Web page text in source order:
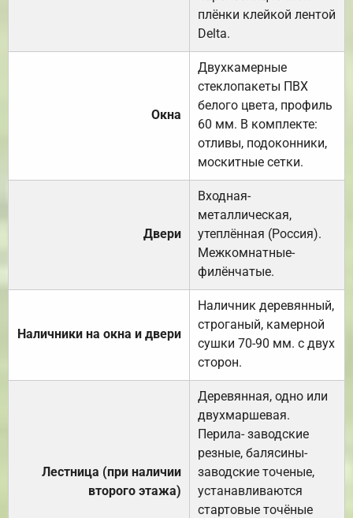
плёнки клейкой лентой
Delta.
Окна
Двухкамерные
стеклопакеты ПВХ
белого цвета, профиль
60 мм. В комплекте:
отливы, подоконники,
москитные сетки.
Двери
Входная-
металлическая,
утеплённая (Россия).
Межкомнатные-
филёнчатые.
Наличники на окна и двери
Наличник деревянный,
строганый, камерной
сушки 70-90 мм. с двух
сторон.
Лестница (при наличии
второго этажа)
Деревянная, одно или
двухмаршевая.
Перила- заводские
резные, балясины-
заводские точеные,
устанавливаются
стартовые точёные